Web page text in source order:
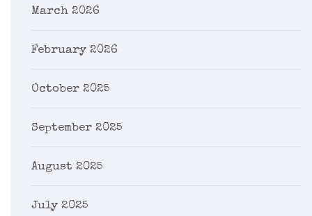
March 2026
February 2026
October 2025
September 2025
August 2025
July 2025